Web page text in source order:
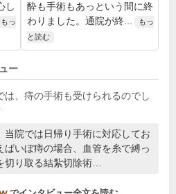
し
もっ
酔も手術もあっという間に終
わりました。通院が終...
もっ
と読む
ー
は、痔の手術も受けられるのでし
当院では日帰り手術に対応してお
ばいぼ痔の場合、血管を糸で縛っ
切り取る結紮切除術…